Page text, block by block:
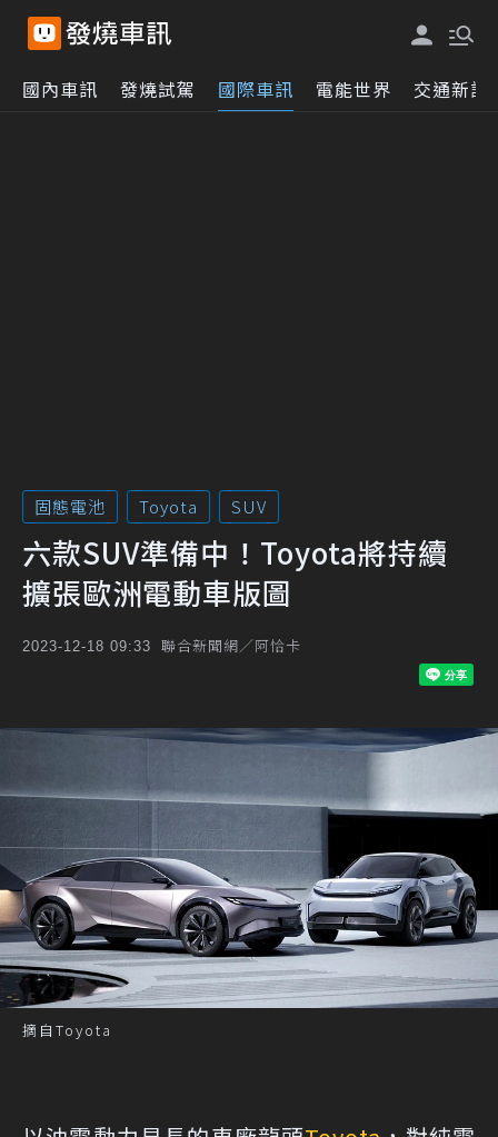
國內車訊 發燒試駕 國際車訊 電能世界 交通新訊
固態電池 Toyota SUV
六款SUV準備中！Toyota將持續
擴張歐洲電動車版圖
2023-12-18 09:33 聯合新聞網／阿恰卡
摘自Toyota